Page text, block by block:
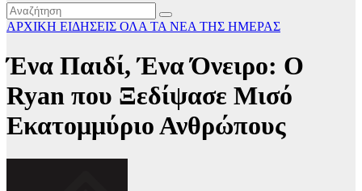
ΑΡΧΙΚΗ ΕΙΔΗΣΕΙΣ ΟΛΑ ΤΑ ΝΕΑ ΤΗΣ ΗΜΕΡΑΣ
Ένα Παιδί, Ένα Όνειρο: Ο
Ryan που Ξεδίψασε Μισό
Εκατομμύριο Ανθρώπους